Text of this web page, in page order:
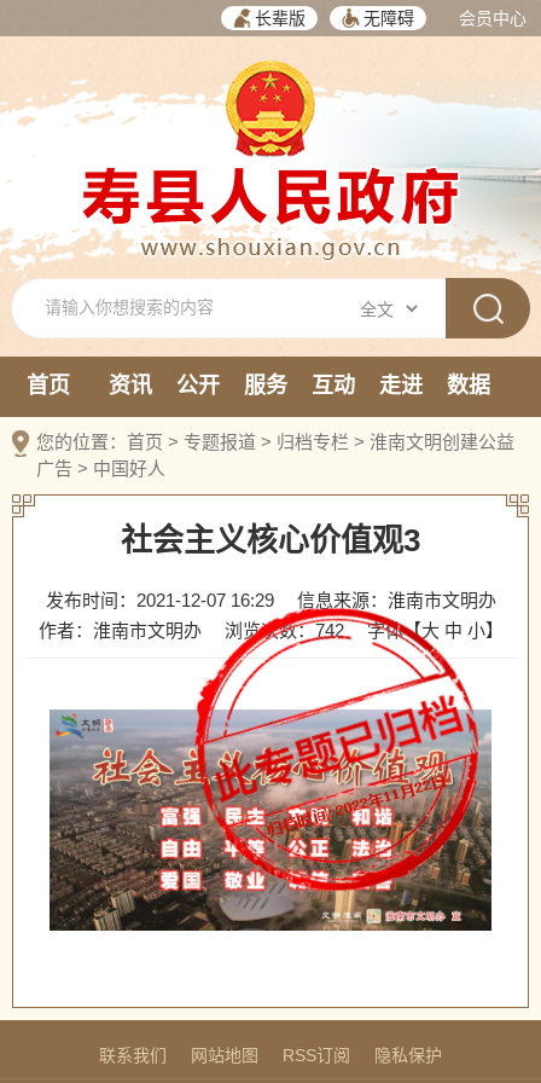
长辈版 无障碍 会员中心
首页 资讯 公开 服务 互动 走进
数据
新媒体
您的位置： 首页 > 专题报道 > 归档专栏 > 淮南文明创建公益
广告 > 中国好人
社会主义核心价值观3
发布时间：2021-12-07 16:29
信息来源：淮南市文明办
作者：淮南市文明办
浏览次数：742 字体【大 中 小】
联系我们 网站地图 RSS订阅 隐私保护